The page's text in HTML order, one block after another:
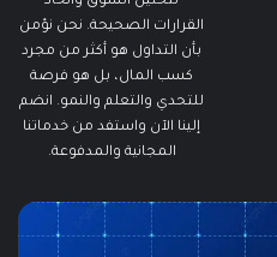
القرارات الصحيحة. نحن نؤمن
بأن التداول هو أكثر من مجرد
كسب المال، بل هو فرصة
للتحدي والتعلم والنمو. انضم
إلينا الآن واستفد من خدماتنا
المجانية والمدفوعة.